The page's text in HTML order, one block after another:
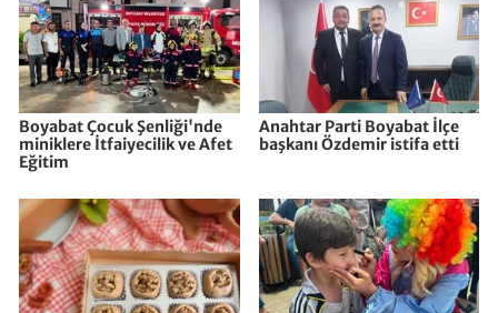
Boyabat Çocuk Şenliği'nde
miniklere İtfaiyecilik ve Afet
Eğitim
Anahtar Parti Boyabat İlçe
başkanı Özdemir istifa etti